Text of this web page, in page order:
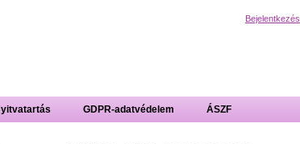
Bejelentkezés
GDPR-adatvédelem ÁSZF